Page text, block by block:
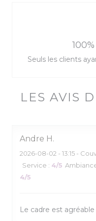
LES AVIS
Andre H
2026-08-02 - 13:15 -
Service : 4/5
4/5
Le cadre est
Seuls les clients